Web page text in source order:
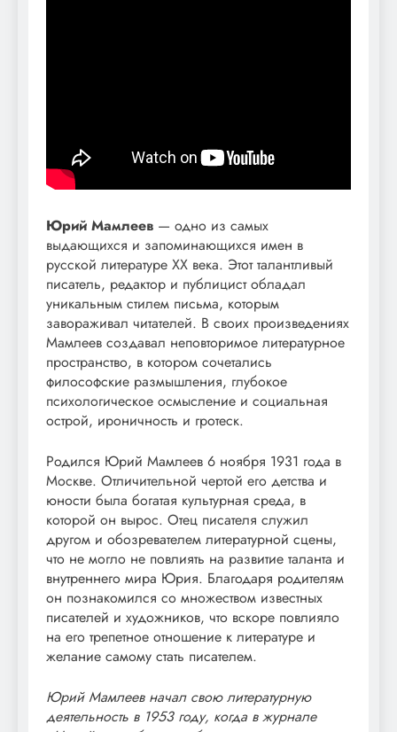
Юрий Мамлеев — одно из самых
выдающихся и запоминающихся имен в
русской литературе XX века. Этот талантливый
писатель, редактор и публицист обладал
уникальным стилем письма, которым
завораживал читателей. В своих произведениях
Мамлеев создавал неповторимое литературное
пространство, в котором сочетались
философские размышления, глубокое
психологическое осмысление и социальная
острой, ироничность и гротеск.
Родился Юрий Мамлеев 6 ноября 1931 года в
Москве. Отличительной чертой его детства и
юности была богатая культурная среда, в
которой он вырос. Отец писателя служил
другом и обозревателем литературной сцены,
что не могло не повлиять на развитие таланта и
внутреннего мира Юрия. Благодаря родителям
он познакомился со множеством известных
писателей и художников, что вскоре повлияло
на его трепетное отношение к литературе и
желание самому стать писателем.
Юрий Мамлеев начал свою литературную
деятельность в 1953 году, когда в журнале